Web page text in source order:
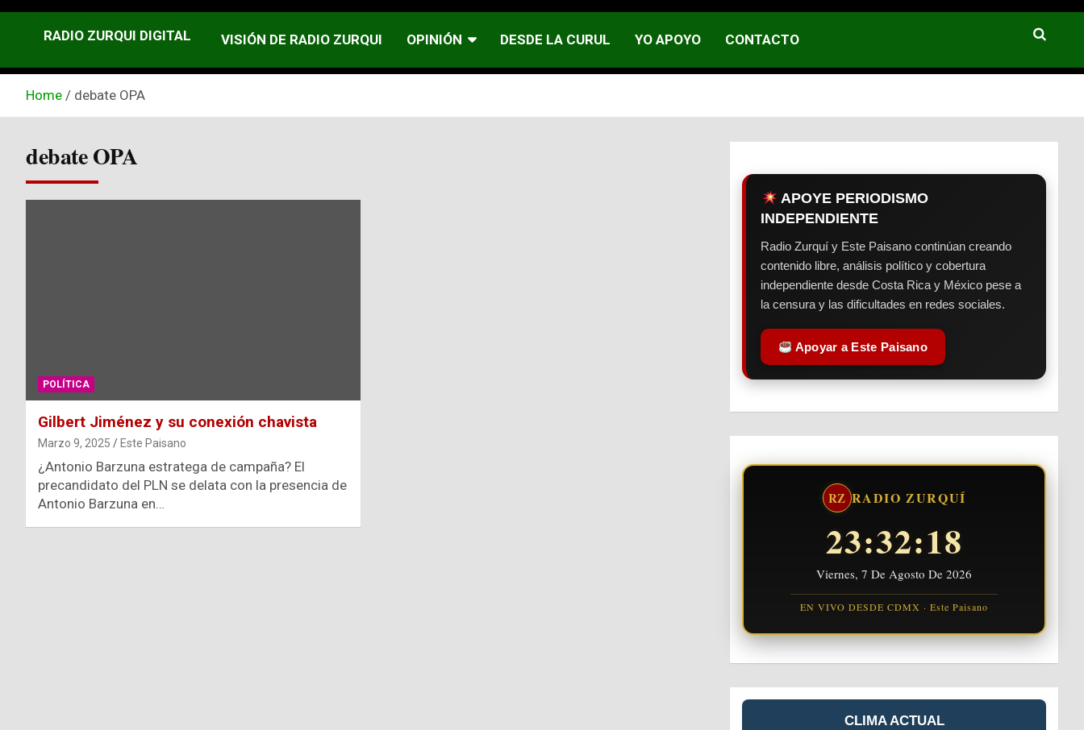
RADIO ZURQUI DIGITAL VISIÓN DE RADIO ZURQUI OPINIÓN DESDE LA CURUL YO APOYO CONTACTO
Home debate OPA
debate OPA
POLÍTICA
Gilbert Jiménez y su conexión chavista
Marzo 9, 2025 Este Paisano
¿Antonio Barzuna estratega de campaña? El
precandidato del PLN se delata con la presencia de
Antonio Barzuna en…
APOYE PERIODISMO
INDEPENDIENTE
Radio Zurquí y Este Paisano continúan creando
contenido libre, análisis político y cobertura
independiente desde Costa Rica y México pese a
la censura y las dificultades en redes sociales.
Apoyar a Este Paisano
RZ RADIO ZURQUÍ
23:32:18
Viernes, 7 De Agosto De 2026
EN VIVO DESDE CDMX · Este Paisano
CLIMA ACTUAL